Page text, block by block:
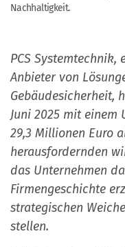
Nachhaltigkeit.
PCS
Anbieter von
Gebäudesicherheit,
Juni 2025 mit einem
29,3 Millionen Euro
herausfordernden
das Unternehmen
Firmengeschichte
strategischen
stellen.